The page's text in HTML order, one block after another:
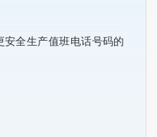
安全生产值班电话号码的